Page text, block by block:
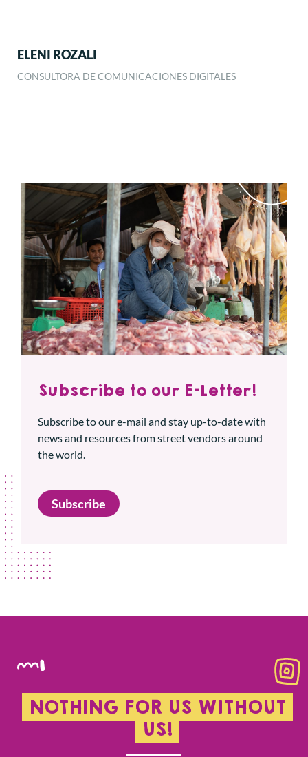
ELENI ROZALI
CONSULTORA DE COMUNICACIONES DIGITALES
Subscribe to our E-Letter!
Subscribe to our e-mail and stay up-to-date with
news and resources from street vendors around
the world.
Subscribe
NOTHING FOR US WITHOUT
US!